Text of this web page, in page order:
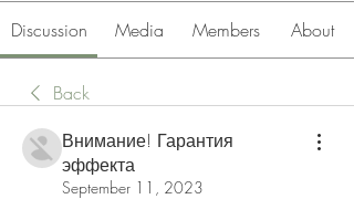
Discussion Media Members About
Back
Внимание! Гарантия
эффекта
September 11, 2023